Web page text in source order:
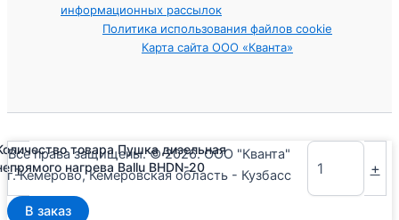
информационных рассылок
Политика использования файлов cookie
Карта сайта ООО «Кванта»
Все права защищены. © 2026. ООО "Кванта"
г. Кемерово, Кемеровская область - Кузбасс
-
товара Пушка дизельная
нагрева Ballu BHDN-20
+
В заказ